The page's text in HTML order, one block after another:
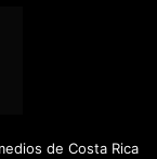
de Costa Rica